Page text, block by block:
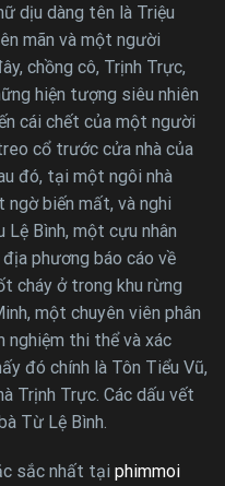
dịu dàng tên là Triệu
mãn và một người
chồng cô, Trịnh Trực,
hiện tượng siêu nhiên
cái chết của một người
cổ trước cửa nhà của
đó, tại một ngôi nhà
biến mất, và nghi
Bình, một cựu nhân
phương báo cáo về
cháy ở trong khu rừng
một chuyên viên phân
nghiệm thi thể và xác
đó chính là Tôn Tiểu Vũ,
Trịnh Trực. Các dấu vết
Từ Lệ Bình.
sắc nhất tại phimmoi